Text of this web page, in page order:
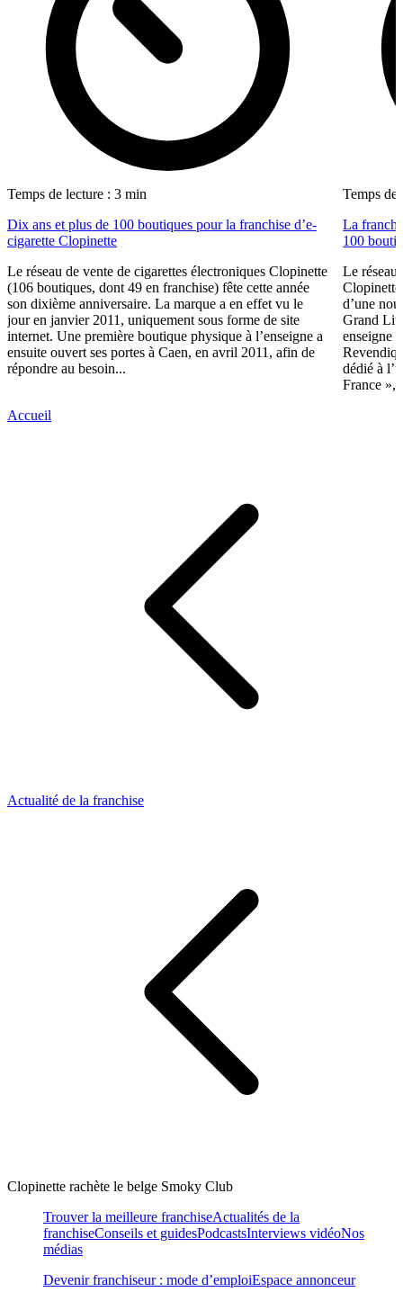
Temps de lecture : 3 min
Dix ans et plus de 100 boutiques pour la franchise d’e-
cigarette Clopinette
Le réseau de vente de cigarettes électroniques Clopinette
(106 boutiques, dont 49 en franchise) fête cette année
son dixième anniversaire. La marque a en effet vu le
jour en janvier 2011, uniquement sous forme de site
internet. Une première boutique physique à l’enseigne a
ensuite ouvert ses portes à Caen, en avril 2011, afin de
répondre au besoin...
Temps de
La
100
Le réseau
d’une
Grand
enseigne
dédié à
France »,
Accueil
Actualité de la franchise
Clopinette rachète le belge Smoky Club
Trouver la meilleure franchiseActualités de la
franchiseConseils et guidesPodcastsInterviews vidéoNos
médias
Devenir franchiseur : mode d’emploiEspace annonceur